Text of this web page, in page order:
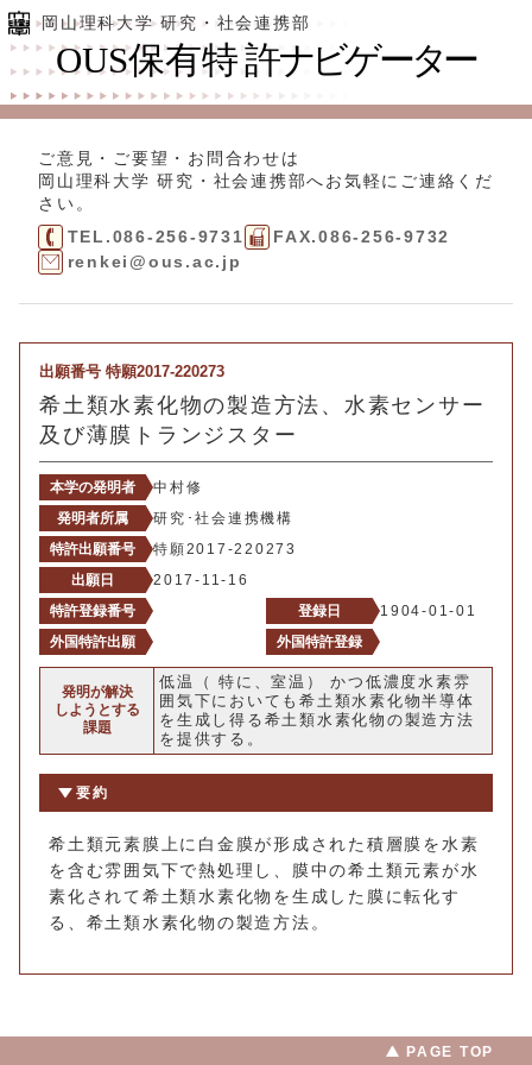
岡山理科大学 研究・社会連携部
ご意見・ご要望・お問合わせは
岡山理科大学 研究・社会連携部へお気軽にご連絡くだ
さい。
TEL.086-256-9731
FAX.086-256-9732
renkei@ous.ac.jp
出願番号 特願2017-220273
希土類水素化物の製造方法、水素センサー
及び薄膜トランジスター
本学の発明者
中村修
発明者所属
研究･社会連携機構
特許出願番号
特願2017-220273
出願日
2017-11-16
特許登録番号
登録日
1904-01-01
外国特許出願
外国特許登録
発明が解決
しようとする
課題
低温（ 特に、室温） かつ低濃度水素雰
囲気下においても希土類水素化物半導体
を生成し得る希土類水素化物の製造方法
を提供する。
要約
希土類元素膜上に白金膜が形成された積層膜を水素
を含む雰囲気下で熱処理し、膜中の希土類元素が水
素化されて希土類水素化物を生成した膜に転化す
る、希土類水素化物の製造方法。
PAGE TOP